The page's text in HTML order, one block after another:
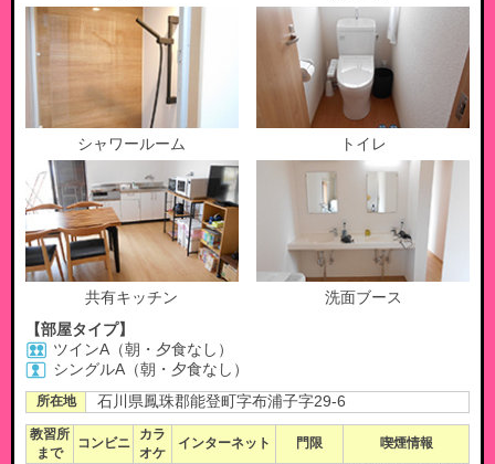
シャワールーム トイレ
共有キッチン
洗面ブース
【部屋タイプ】
ツインA（朝・夕食なし）
シングルA（朝・夕食なし）
所在地 石川県鳳珠郡能登町字布浦子字29-6
教習所
まで
コンビニ
カラ
オケ
インターネット 門限 喫煙情報